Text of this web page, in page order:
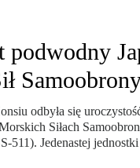
odbyła się
Siłach
511). Jedenastej